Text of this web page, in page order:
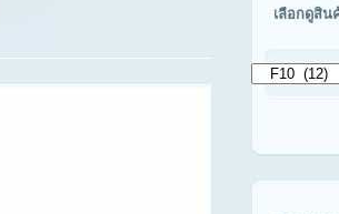
เลือกดูสิน
เลือก
รุ่น